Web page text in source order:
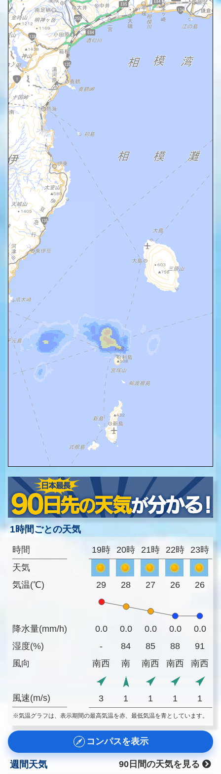
1時間ごとの天気
時間
天気
気温(℃)
降水量(mm/h)
湿度(%)
風向
風速(m/s)
19時 20時 21時 22時 23時
29 28 27 26 26
0.0 0.0 0.0 0.0
0.0
-
84 85 88
91
南西
南 南西 南西 南西
3 1 1 1 1
※気温グラフは、表示期間の最高気温を赤、最低気温を青としています。
コンパスを表示
週間天気
90日間の天気を見る